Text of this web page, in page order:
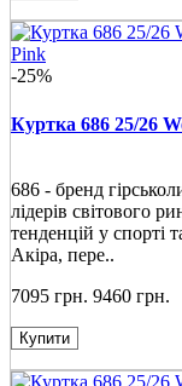
-25%
Куртка 686 25/26
686 - бренд
лідерів світового
тенденцій у спорті
Акіра, пере..
7095 грн. 9460 грн.
Купити